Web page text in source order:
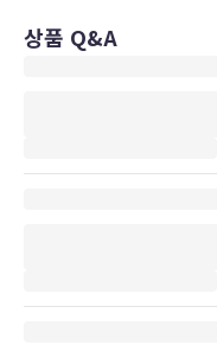
상품 Q&A